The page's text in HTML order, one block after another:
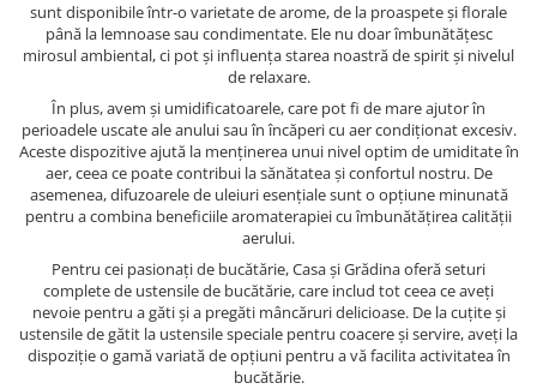
sunt disponibile într-o varietate de arome, de la proaspete și florale
până la lemnoase sau condimentate. Ele nu doar îmbunătățesc
mirosul ambiental, ci pot și influența starea noastră de spirit și nivelul
de relaxare.
În plus, avem și umidificatoarele, care pot fi de mare ajutor în
perioadele uscate ale anului sau în încăperi cu aer condiționat excesiv.
Aceste dispozitive ajută la menținerea unui nivel optim de umiditate în
aer, ceea ce poate contribui la sănătatea și confortul nostru. De
asemenea, difuzoarele de uleiuri esențiale sunt o opțiune minunată
pentru a combina beneficiile aromaterapiei cu îmbunătățirea calității
aerului.
Pentru cei pasionați de bucătărie, Casa și Grădina oferă seturi
complete de ustensile de bucătărie, care includ tot ceea ce aveți
nevoie pentru a găti și a pregăti mâncăruri delicioase. De la cuțite și
ustensile de gătit la ustensile speciale pentru coacere și servire, aveți la
dispoziție o gamă variată de opțiuni pentru a vă facilita activitatea în
bucătărie.